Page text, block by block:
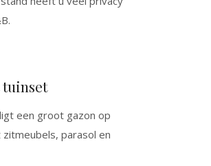
son estrechas
cuidado al
a lo que
para unos
neerlandesa.
tuinset
een groot gazon op
parasol en